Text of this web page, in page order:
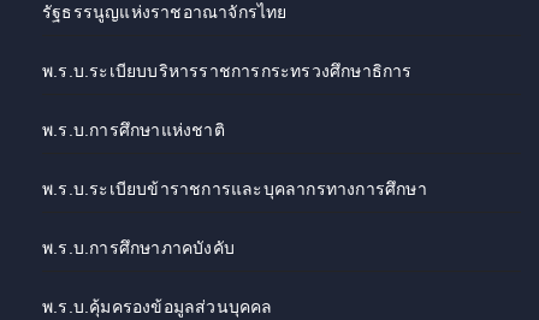
รัฐธรรนูญแห่งราชอาณาจักรไทย
พ.ร.บ.ระเบียบบริหารราชการกระทรวงศึกษาธิการ
พ.ร.บ.การศึกษาแห่งชาติ
พ.ร.บ.ระเบียบข้าราชการและบุคลากรทางการศึกษา
พ.ร.บ.การศึกษาภาคบังคับ
พ.ร.บ.คุ้มครองข้อมูลส่วนบุคคล